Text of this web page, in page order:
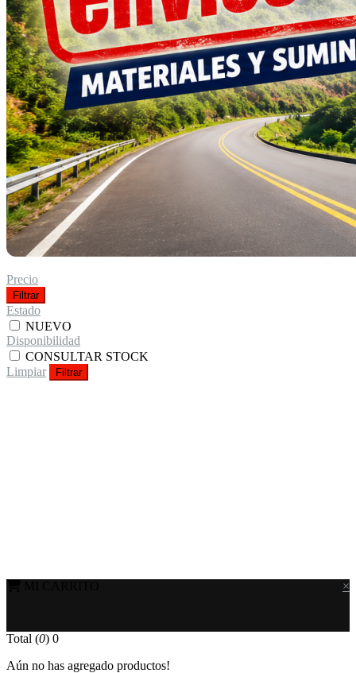
Precio
Filtrar
Estado
NUEVO
Disponibilidad
CONSULTAR STOCK
Limpiar
Filtrar
×
Total (0) 0
Aún no has agregado productos!